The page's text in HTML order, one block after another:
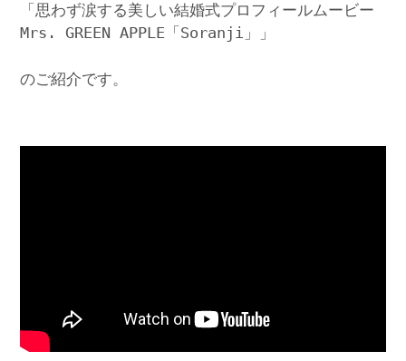
「思わず涙する美しい結婚式プロフィールムービー
Mrs. GREEN APPLE「Soranji」」
のご紹介です。